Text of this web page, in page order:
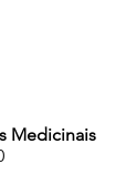
Medicinais